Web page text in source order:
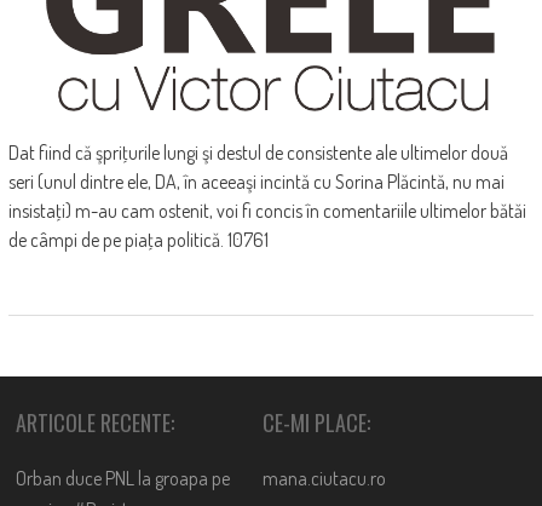
Dat fiind că şpriţurile lungi şi destul de consistente ale ultimelor două
seri (unul dintre ele, DA, în aceeaşi incintă cu Sorina Plăcintă, nu mai
insistaţi) m-au cam ostenit, voi fi concis în comentariile ultimelor bătăi
de câmpi de pe piaţa politică. 10761
ARTICOLE RECENTE:
Orban duce PNL la groapa pe
CE-MI PLACE:
mana.ciutacu.ro